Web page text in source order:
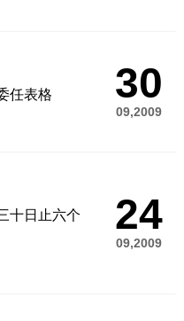
任表格 30
09,2009
十日止六个
24
09,2009